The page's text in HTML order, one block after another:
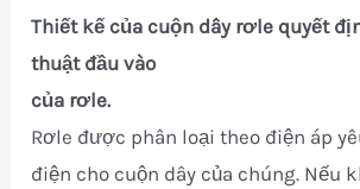
Thiết kế của cuộn dây rơle quyết
thuật đầu vào
của rơle.
Rơle được phân loại theo điện áp
điện cho cuộn dây của chúng. Nếu